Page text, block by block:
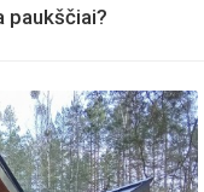
paukščiai?